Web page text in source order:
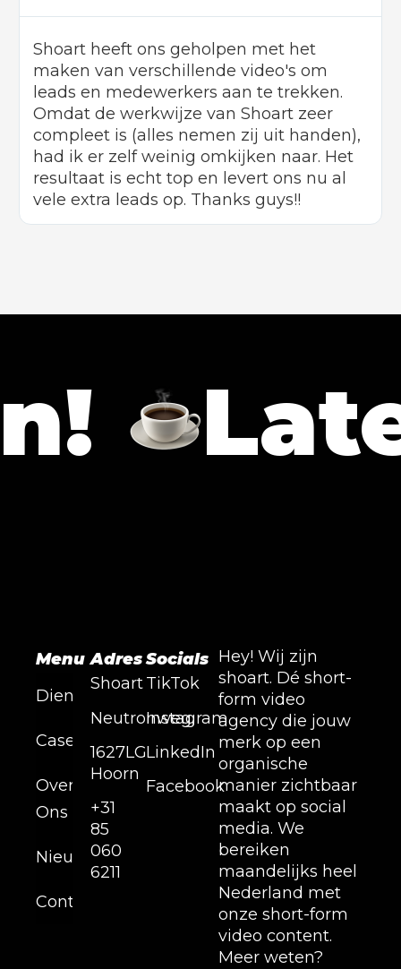
Shoart heeft ons geholpen met het
maken van verschillende video's om
leads en medewerkers aan te trekken.
Omdat de werkwijze van Shoart zeer
compleet is (alles nemen zij uit handen),
had ik er zelf weinig omkijken naar. Het
resultaat is echt top en levert ons nu al
vele extra leads op. Thanks guys!!
Laten
Diensten
Cases
Over
Ons
Nieuws
Contact
Menu Adres
Shoart
Neutronweg,
1627LG
Hoorn
+31
85
060
6211
Socials
TikTok
Instagram
LinkedIn
Facebook
Hey! Wij zijn
shoart. Dé short-
form video
agency die jouw
merk op een
organische
manier zichtbaar
maakt op social
media. We
bereiken
maandelijks heel
Nederland met
onze short-form
video content.
Meer weten?